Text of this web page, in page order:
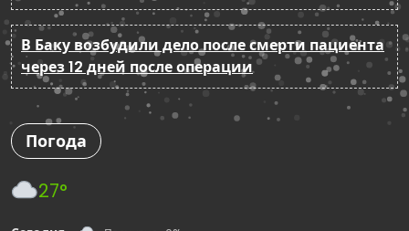
В Баку возбудили дело после смерти пациента
через 12 дней после операции
Погода
27°